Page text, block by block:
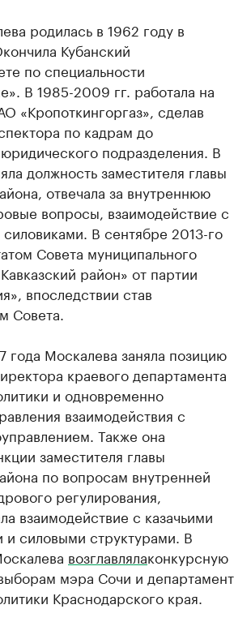
родилась в 1962 году в
Кубанский
по специальности
В 1985-2009 гг. работала на
«Кропоткингоргаз», сделав
по кадрам до
подразделения. В
должность заместителя главы
отвечала за внутреннюю
вопросы, взаимодействие с
силовиками. В сентябре 2013-го
Совета муниципального
район» от партии
впоследствии став
Совета.
года Москалева заняла позицию
краевого департамента
и одновременно
взаимодействия с
Также она
заместителя главы
по вопросам внутренней
регулирования,
взаимодействие с казачьими
силовыми структурами. В
возглавлялаконкурсную
мэра Сочи и департамент
Краснодарского края.